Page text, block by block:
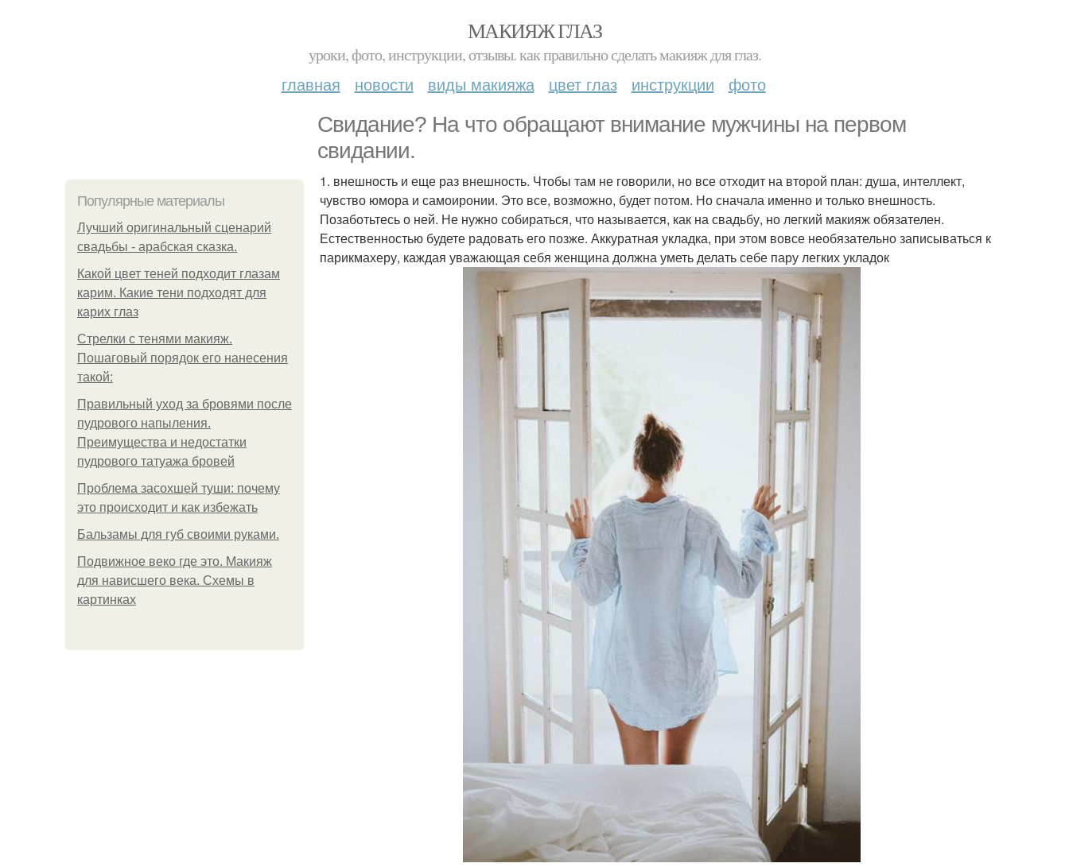
МАКИЯЖ ГЛАЗ
уроки, фото, инструкции, отзывы. как правильно сделать макияж для глаз.
главная новости виды макияжа цвет глаз инструкции фото
Свидание? На что обращают внимание мужчины на первом
свидании.
Популярные материалы
Лучший оригинальный сценарий
свадьбы - арабская сказка.
Какой цвет теней подходит глазам
карим. Какие тени подходят для
карих глаз
Стрелки с тенями макияж.
Пошаговый порядок его нанесения
такой:
Правильный уход за бровями после
пудрового напыления.
Преимущества и недостатки
пудрового татуажа бровей
Проблема засохшей туши: почему
это происходит и как избежать
Бальзамы для губ своими руками.
Подвижное веко где это. Макияж
для нависшего века. Схемы в
картинках
1. внешность и еще раз внешность. Чтобы там не говорили, но все отходит на второй план: душа, интеллект,
чувство юмора и самоиронии. Это все, возможно, будет потом. Но сначала именно и только внешность.
Позаботьтесь о ней. Не нужно собираться, что называется, как на свадьбу, но легкий макияж обязателен.
Естественностью будете радовать его позже. Аккуратная укладка, при этом вовсе необязательно записываться к
парикмахеру, каждая уважающая себя женщина должна уметь делать себе пару легких укладок